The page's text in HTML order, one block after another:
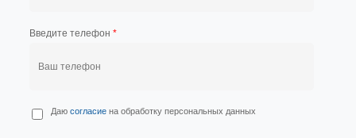
Введите телефон *
П
е
Даю согласиена обработку персональных данных